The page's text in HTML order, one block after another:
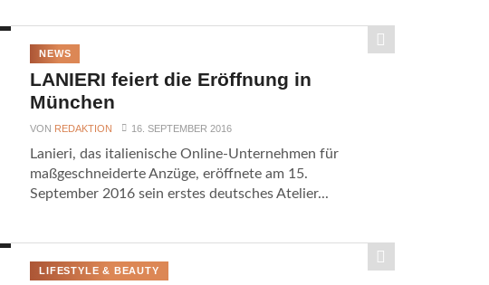
NEWS
LANIERI feiert die Eröffnung in
München
VON REDAKTION 16. SEPTEMBER 2016
Lanieri, das italienische Online-Unternehmen für
maßgeschneiderte Anzüge, eröffnete am 15.
September 2016 sein erstes deutsches Atelier...
LIFESTYLE & BEAUTY